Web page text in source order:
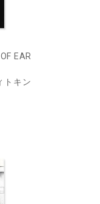
EAR
トキン